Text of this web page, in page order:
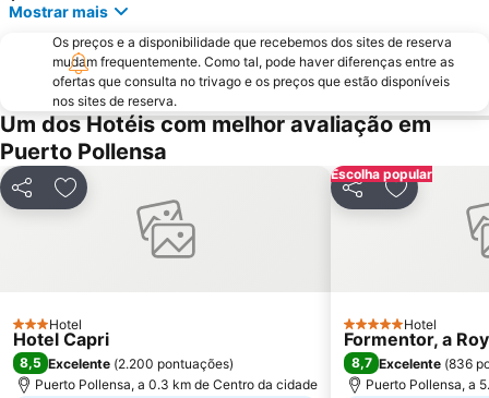
Cap Formentor
Playa Tamarells
Sant Joan
Hidropark
Serra de Tramontana
Sa Font de Sa Cala
Platja de Canyamel
Portocristo
Platja de l'Alcanada
Cala Torta
Calle de Sa lluna
Son Moll
Mostrar mais
Os preços e a disponibilidade que recebemos dos sites de reserva
mudam frequentemente. Como tal, pode haver diferenças entre as
ofertas que consulta no trivago e os preços que estão disponíveis
nos sites de reserva.
Um dos Hotéis com melhor avaliação em
Puerto Pollensa
PartilharAdicionar aos favoritos
3 Estrelas
Hotel
Hotel Capri
8,5 Excelente (2.200 pontuações)
Puerto Pollensa, a 0.3 km de Centro da cidade
Escolha popular
PartilharAdicionar
5 EstrelasHotel
Formentor, a
8,7 Excelente (836
Puerto Pollensa, a